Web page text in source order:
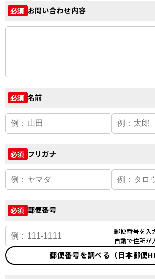
必須 お問い合わせ内容
必須 名前
必須 フリガナ
必須 郵便番号
郵便番号を入
自動で住所が
郵便番号を調べる（日本郵便